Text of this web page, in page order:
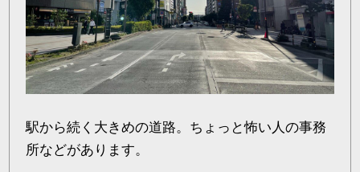
駅から続く大きめの道路。ちょっと怖い人の事務
所などがあります。